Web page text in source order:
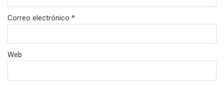
Correo electrónico *
Web